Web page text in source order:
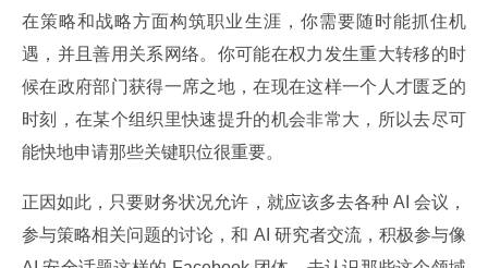
在策略和战略方面构筑职业生涯，你需要随时能抓住机
遇，并且善用关系网络。你可能在权力发生重大转移的时
候在政府部门获得一席之地，在现在这样一个人才匮乏的
时刻，在某个组织里快速提升的机会非常大，所以去尽可
能快地申请那些关键职位很重要。
正因如此，只要财务状况允许，就应该多去各种 AI 会议，
参与策略相关问题的讨论，和 AI 研究者交流，积极参与像